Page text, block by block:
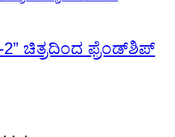
ಚಿತ್ರದಿಂದ ಫ್ರೆಂಡ್‍ಶಿಪ್